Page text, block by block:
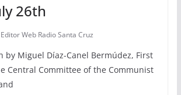
26th
Editor Web Radio Santa Cruz
by Miguel Díaz-Canel Bermúdez, First
Central Committee of the Communist